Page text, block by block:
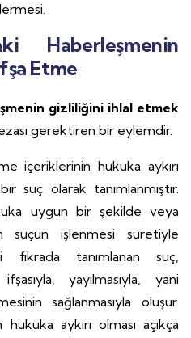
Haberleşmenin
Etme
gizliliğini ihlal etmek
gerektiren bir eylemdir.
içeriklerinin hukuka aykırı
suç olarak tanımlanmıştır.
uygun bir şekilde veya
suçun işlenmesi suretiyle
fıkrada tanımlanan suç,
yayılmasıyla, yani
sağlanmasıyla oluşur.
aykırı olması açıkça